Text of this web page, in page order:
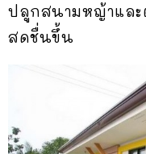
ปลูกสนามหญ้าและ
สดชื่นขึ้น